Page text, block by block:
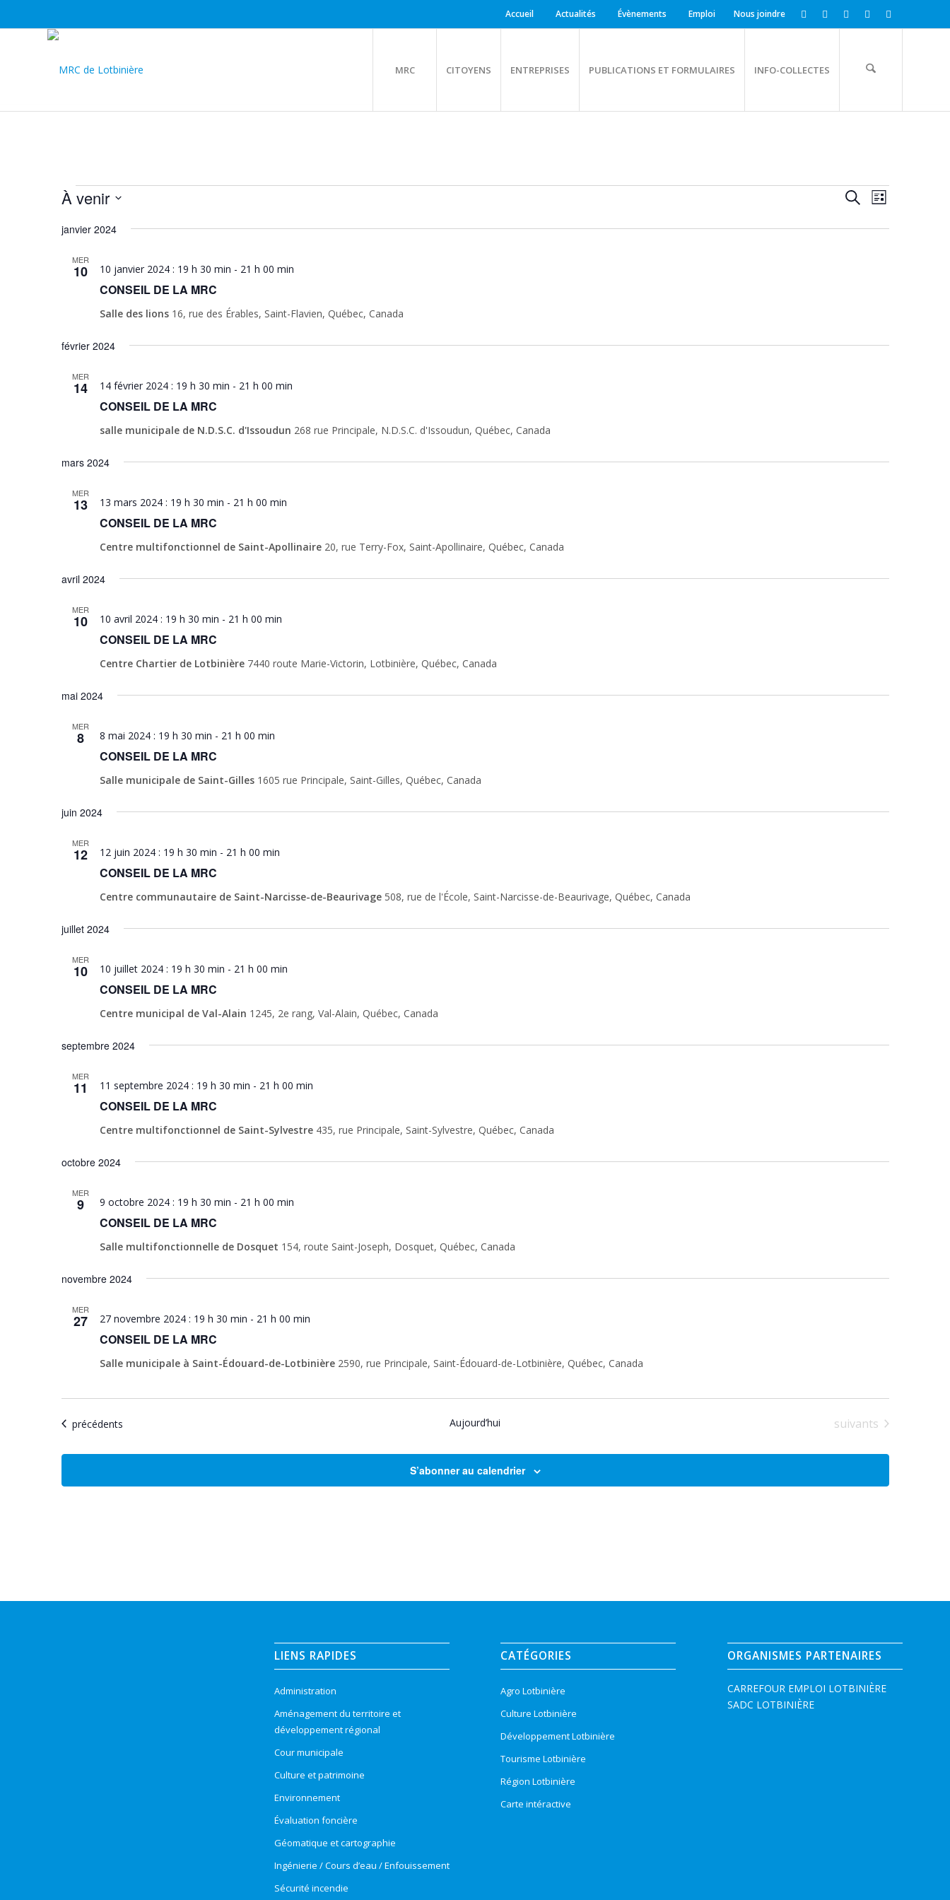
Accueil Actualités Évènements Emploi Nous joindre
MRC CITOYENS ENTREPRISES PUBLICATIONS ET FORMULAIRES INFO-COLLECTES
ÉVÈNEMENTS Recherche
DE
VUES
Liste
À venir
une
janvier 2024
MER
10
CONSEIL DE LA MRC
10 janvier 2024 : 19 h 30 min - 21 h 00 min
Salle des lions 16, rue des Érables, Saint-Flavien, Québec, Canada
février 2024
MER
14
CONSEIL DE LA MRC
14 février 2024 : 19 h 30 min - 21 h 00 min
salle municipale de N.D.S.C. d'Issoudun 268 rue Principale, N.D.S.C. d'Issoudun, Québec, Canada
mars 2024
MER
13
CONSEIL DE LA MRC
13 mars 2024 : 19 h 30 min - 21 h 00 min
Centre multifonctionnel de Saint-Apollinaire 20, rue Terry-Fox, Saint-Apollinaire, Québec, Canada
avril 2024
MER
10
CONSEIL DE LA MRC
10 avril 2024 : 19 h 30 min - 21 h 00 min
Centre Chartier de Lotbinière 7440 route Marie-Victorin, Lotbinière, Québec, Canada
mai 2024
MER
8
CONSEIL DE LA MRC
8 mai 2024 : 19 h 30 min - 21 h 00 min
Salle municipale de Saint-Gilles 1605 rue Principale, Saint-Gilles, Québec, Canada
juin 2024
MER
12
CONSEIL DE LA MRC
12 juin 2024 : 19 h 30 min - 21 h 00 min
Centre communautaire de Saint-Narcisse-de-Beaurivage 508, rue de l'École, Saint-Narcisse-de-Beaurivage, Québec, Canada
juillet 2024
MER
10
CONSEIL DE LA MRC
10 juillet 2024 : 19 h 30 min - 21 h 00 min
Centre municipal de Val-Alain 1245, 2e rang, Val-Alain, Québec, Canada
septembre 2024
MER
11
CONSEIL DE LA MRC
11 septembre 2024 : 19 h 30 min - 21 h 00 min
Centre multifonctionnel de Saint-Sylvestre 435, rue Principale, Saint-Sylvestre, Québec, Canada
octobre 2024
MER
9
CONSEIL DE LA MRC
9 octobre 2024 : 19 h 30 min - 21 h 00 min
Salle multifonctionnelle de Dosquet 154, route Saint-Joseph, Dosquet, Québec, Canada
novembre 2024
MER
27
CONSEIL DE LA MRC
27 novembre 2024 : 19 h 30 min - 21 h 00 min
Salle municipale à Saint-Édouard-de-Lotbinière 2590, rue Principale, Saint-Édouard-de-Lotbinière, Québec, Canada
Évènements
précédents Aujourd’hui Évènements
suivants
S’abonner au calendrier
LIENS RAPIDES
Administration
Aménagement du territoire et
développement régional
Cour municipale
Culture et patrimoine
Environnement
Évaluation foncière
Géomatique et cartographie
Ingénierie / Cours d’eau / Enfouissement
Sécurité incendie
CATÉGORIES
Agro Lotbinière
Culture Lotbinière
Développement Lotbinière
Tourisme Lotbinière
Région Lotbinière
Carte intéractive
ORGANISMES PARTENAIRES
CARREFOUR EMPLOI LOTBINIÈRE
SADC LOTBINIÈRE